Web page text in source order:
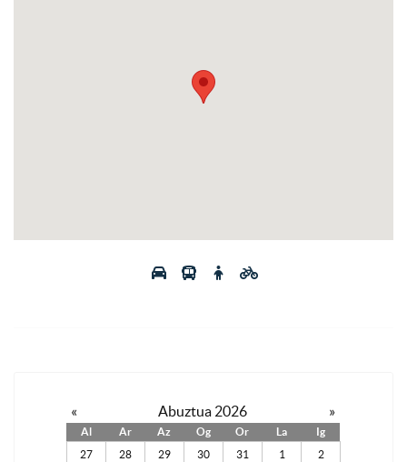
« Abuztua 2026 »
Al Ar Az Og Or La
Ig
27
28 29 30 31 1 2